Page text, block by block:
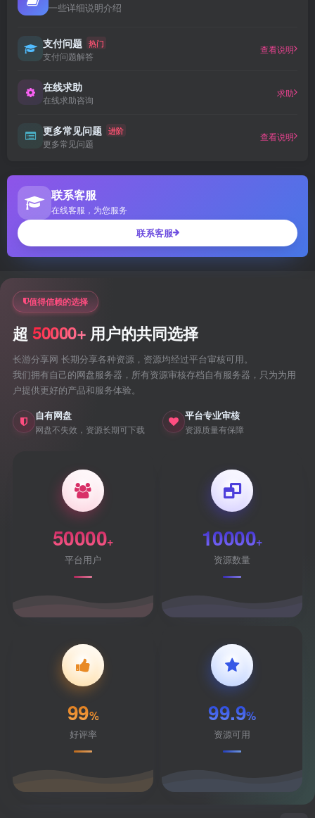
一些详细说明介绍
支付问题 热门
支付问题解答
查看说明
在线求助
在线求助咨询
求助
更多常见问题 进阶
更多常见问题
查看说明
联系客服
在线客服，为您服务
联系客服
值得信赖的选择
超 50000+ 用户的共同选择
长游分享网 长期分享各种资源，资源均经过平台审核可用。
我们拥有自己的网盘服务器，所有资源审核存档自有服务器，只为为用
户提供更好的产品和服务体验。
自有网盘
网盘不失效，资源长期可下载
平台专业审核
资源质量有保障
50000+
平台用户
10000+
资源数量
99%
好评率
99.9%
资源可用